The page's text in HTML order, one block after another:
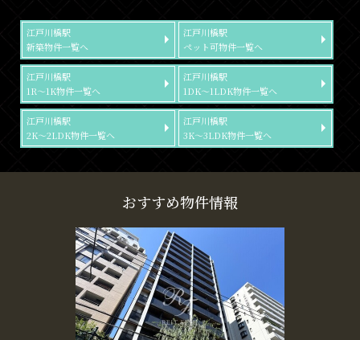
江戸川橋駅
新築物件一覧へ
江戸川橋駅
ペット可物件一覧へ
江戸川橋駅
1R～1K物件一覧へ
江戸川橋駅
1DK～1LDK物件一覧へ
江戸川橋駅
2K～2LDK物件一覧へ
江戸川橋駅
3K～3LDK物件一覧へ
おすすめ物件情報